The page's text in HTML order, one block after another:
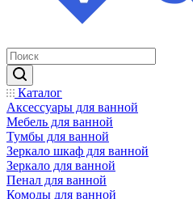
Каталог
Аксессуары для ванной
Мебель для ванной
Тумбы для ванной
Зеркало шкаф для ванной
Зеркало для ванной
Пенал для ванной
Комоды для ванной